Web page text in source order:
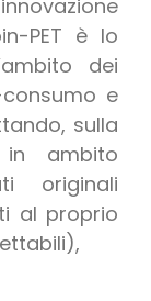
PET è lo
dei
e
sulla
ambito
originali
al proprio